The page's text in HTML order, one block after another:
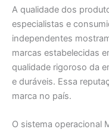
A qualidade dos
especialistas e
independentes
marcas estabelecidas
qualidade rigoroso da
e duráveis. Essa
marca no país.
O sistema operacional